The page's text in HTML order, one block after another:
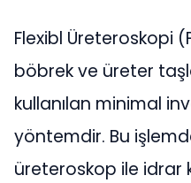
Flexibl Üreteroskopi
böbrek ve üreter
kullanılan minimal
yöntemdir. Bu
üreteroskop ile idrar